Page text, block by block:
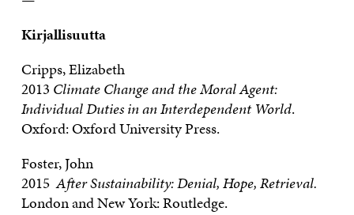
Kirjallisuutta
Cripps, Elizabeth
2013 Climate Change and the Moral Agent:
Individual Duties in an Interdependent World.
Oxford: Oxford University Press.
Foster, John
2015After Sustainability: Denial, Hope, Retrieval.
London and New York: Routledge.